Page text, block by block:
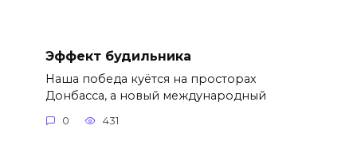
Эффект будильника
Наша победа куётся на просторах
Донбасса, а новый международный
0 431